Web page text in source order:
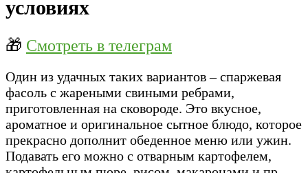
условиях
🎁 Смотреть в телеграм
Один из удачных таких вариантов – спаржевая
фасоль с жареными свиными ребрами,
приготовленная на сковороде. Это вкусное,
ароматное и оригинальное сытное блюдо, которое
прекрасно дополнит обеденное меню или ужин.
Подавать его можно с отварным картофелем,